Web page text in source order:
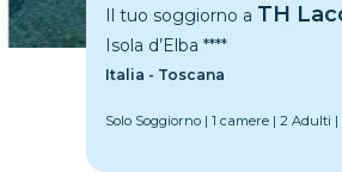
Il tuo soggiorno a TH
Isola d’Elba ****
Italia - Toscana
Solo Soggiorno | 1 camere | 2 Adulti |